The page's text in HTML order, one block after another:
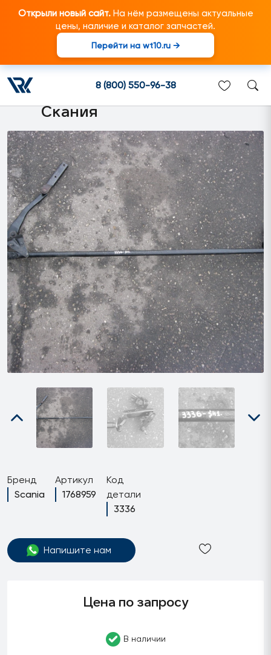
Открыли новый сайт.На нём размещены актуальные
цены, наличие и каталог запчастей.
Перейти на wt10.ru →
8 (800) 550-96-38
1768959 Кронштейн кулисы
КПП в сборе подходит для
грузовиков марки Scania/
Скания
Бренд
Scania
Артикул
1768959
Код
детали
3336
Напишите нам
Цена по запросу
В наличии